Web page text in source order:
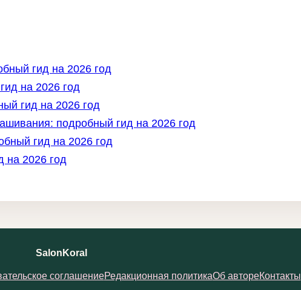
гид на 2026 год
на 2026 год
гид на 2026 год
подробный гид на 2026 год
гид на 2026 год
на 2026 год
SalonKoral
соглашениеРедакционная политикаОб автореКонтакты